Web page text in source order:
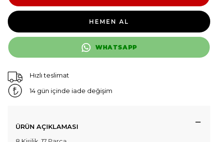
HEMEN AL
WHATSAPP
Hızlı teslimat
14 gün içinde iade değişim
ÜRÜN AÇIKLAMASI